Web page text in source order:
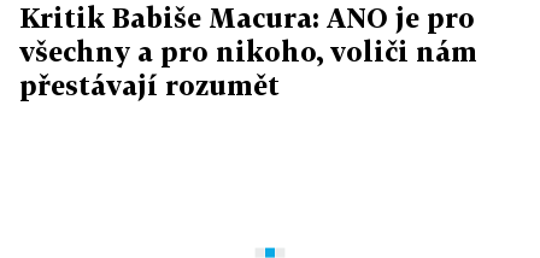
Kritik Babiše Macura: ANO je pro
všechny a pro nikoho, voliči nám
přestávají rozumět